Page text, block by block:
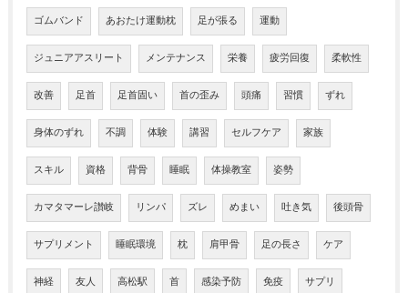
ゴムバンド あおたけ運動枕 足が張る 運動
ジュニアアスリート メンテナンス 栄養 疲労回復 柔軟性
改善 足首 足首固い 首の歪み 頭痛 習慣 ずれ
身体のずれ 不調 体験 講習 セルフケア 家族
スキル 資格 背骨 睡眠 体操教室 姿勢
カマタマーレ讃岐 リンパ ズレ めまい 吐き気 後頭骨
サプリメント 睡眠環境 枕 肩甲骨 足の長さ ケア
神経 友人 高松駅 首 感染予防 免疫 サプリ